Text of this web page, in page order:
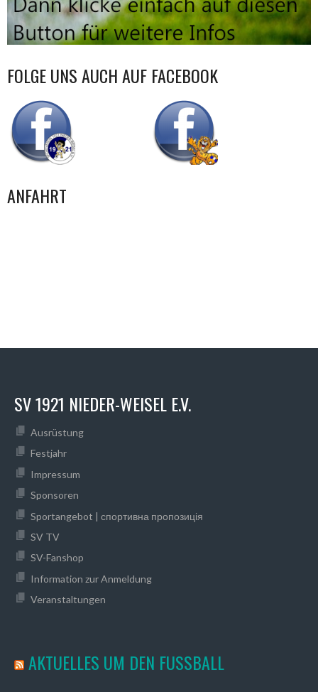
FOLGE UNS AUCH AUF FACEBOOK
ANFAHRT
SV 1921 NIEDER-WEISEL E.V.
Ausrüstung
Festjahr
Impressum
Sponsoren
Sportangebot | спортивна пропозиція
SV TV
SV-Fanshop
Information zur Anmeldung
Veranstaltungen
AKTUELLES UM DEN FUSSBALL